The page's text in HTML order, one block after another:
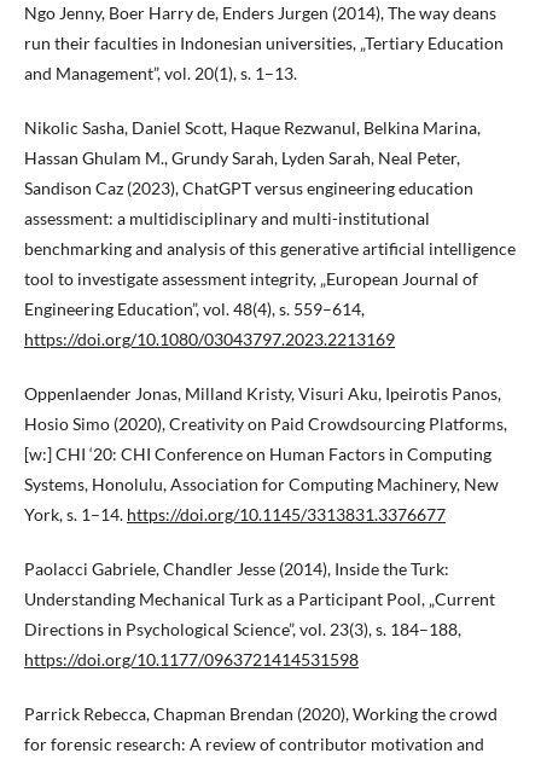
Ngo Jenny, Boer Harry de, Enders Jurgen (2014), The way deans
run their faculties in Indonesian universities, „Tertiary Education
and Management”, vol. 20(1), s. 1–13.
Nikolic Sasha, Daniel Scott, Haque Rezwanul, Belkina Marina,
Hassan Ghulam M., Grundy Sarah, Lyden Sarah, Neal Peter,
Sandison Caz (2023), ChatGPT versus engineering education
assessment: a multidisciplinary and multi-institutional
benchmarking and analysis of this generative artificial intelligence
tool to investigate assessment integrity, „European Journal of
Engineering Education”, vol. 48(4), s. 559–614,
https://doi.org/10.1080/03043797.2023.2213169
Oppenlaender Jonas, Milland Kristy, Visuri Aku, Ipeirotis Panos,
Hosio Simo (2020), Creativity on Paid Crowdsourcing Platforms,
[w:] CHI ‘20: CHI Conference on Human Factors in Computing
Systems, Honolulu, Association for Computing Machinery, New
York, s. 1–14. https://doi.org/10.1145/3313831.3376677
Paolacci Gabriele, Chandler Jesse (2014), Inside the Turk:
Understanding Mechanical Turk as a Participant Pool, „Current
Directions in Psychological Science”, vol. 23(3), s. 184–188,
https://doi.org/10.1177/0963721414531598
Parrick Rebecca, Chapman Brendan (2020), Working the crowd
for forensic research: A review of contributor motivation and